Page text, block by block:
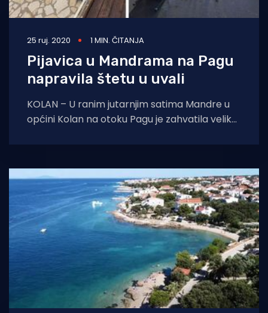
25 ruj. 2020 1 MIN. ČITANJA
Pijavica u Mandrama na Pagu
napravila štetu u uvali
KOLAN – U ranim jutarnjim satima Mandre u
općini Kolan na otoku Pagu je zahvatila velika